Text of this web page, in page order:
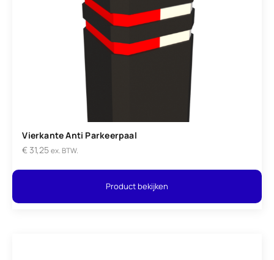
Vierkante Anti Parkeerpaal
€ 31,25 ex. BTW.
Product bekijken